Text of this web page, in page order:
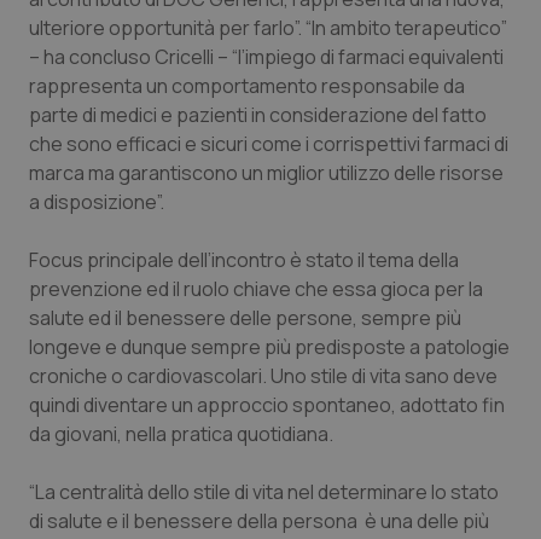
Valle D’Aosta
Veneto
Oncodermatologia
Oncoematologia
Oncologia & Nutrizione
Psoriasi & pelle
Quotidiano Cardiologia
Quotidiano Chirurgia
Quotidiano Oncologia
Quotidiano Pediatria
ulteriore opportunità per farlo”. “In ambito terapeutico”
– ha concluso Cricelli – “l’impiego di farmaci equivalenti
rappresenta un comportamento responsabile da
parte di medici e pazienti in considerazione del fatto
che sono efficaci e sicuri come i corrispettivi farmaci di
marca ma garantiscono un miglior utilizzo delle risorse
a disposizione”.
Focus principale dell’incontro è stato il tema della
prevenzione ed il ruolo chiave che essa gioca per la
salute ed il benessere delle persone, sempre più
longeve e dunque sempre più predisposte a patologie
croniche o cardiovascolari. Uno stile di vita sano deve
quindi diventare un approccio spontaneo, adottato fin
da giovani, nella pratica quotidiana.
“La centralità dello stile di vita nel determinare lo stato
di salute e il benessere della persona è una delle più